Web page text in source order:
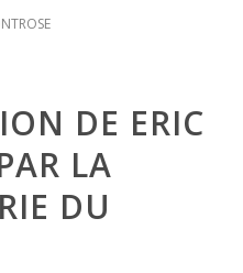
DE ERIC
LA
DU